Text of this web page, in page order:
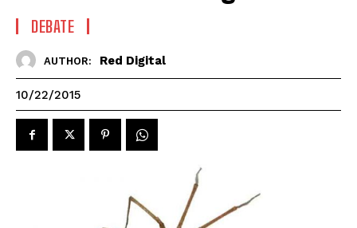
DEBATE
AUTHOR: Red Digital
10/22/2015